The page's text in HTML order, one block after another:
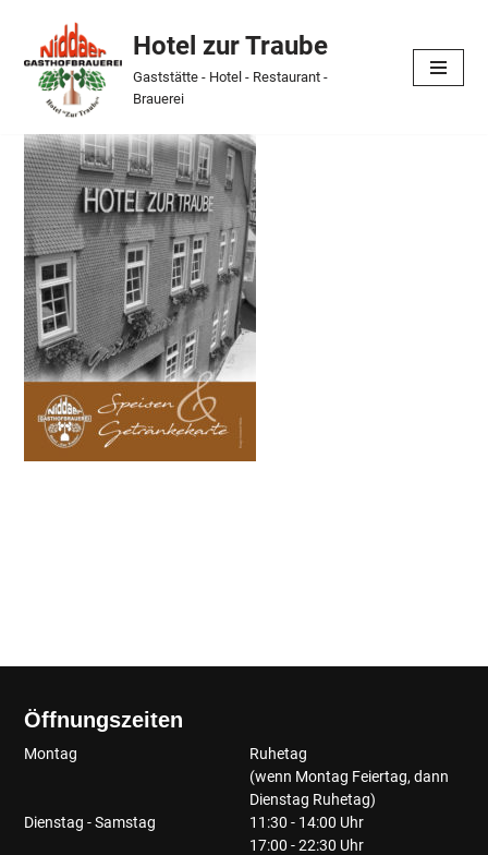
Skip
content
Hotel zur Traube
Gaststätte - Hotel - Restaurant -
Brauerei
Öffnungszeiten
Montag
Ruhetag
(wenn Montag Feiertag, dann
Dienstag Ruhetag)
Dienstag - Samstag
11:30 - 14:00 Uhr
17:00 - 22:30 Uhr